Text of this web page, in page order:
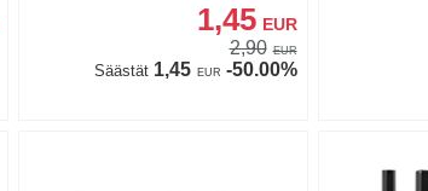
1,45 EUR
2,90 EUR
Säästät1,45 EUR -50.00%